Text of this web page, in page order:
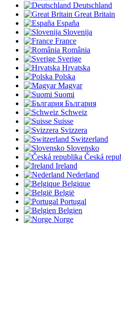
Deutschland
Great Britain
España
Slovenija
France
România
Sverige
Hrvatska
Polska
Magyar
Suomi
България
Schweiz
Suisse
Svizzera
Switzerland
Slovensko
Česká
Ireland
Nederland
Belgique
België
Portugal
Belgien
Norge